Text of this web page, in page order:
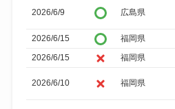
2026/6/9 広島県
2026/6/15
福岡県
2026/6/15
福岡県
2026/6/10 福岡県